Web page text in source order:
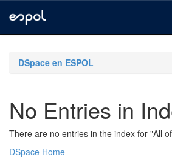
navigationDSpace en ESPOL
No Entries in
There are no entries in the index for "All
DSpace Home